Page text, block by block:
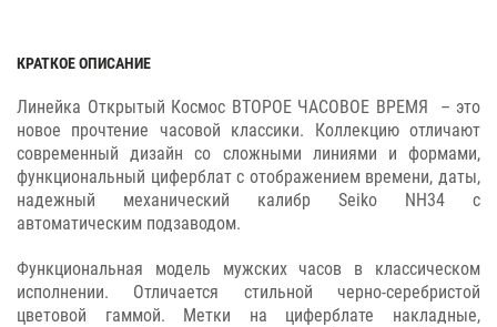
КРАТКОЕ ОПИСАНИЕ
Линейка Открытый Космос ВТОРОЕ ЧАСОВОЕ ВРЕМЯ – это
новое прочтение часовой классики. Коллекцию отличают
современный дизайн со сложными линиями и формами,
функциональный циферблат с отображением времени, даты,
надежный механический калибр Seiko NH34 с
автоматическим подзаводом.
Функциональная модель мужских часов в классическом
исполнении. Отличается стильной черно-серебристой
цветовой гаммой. Метки на циферблате накладные,